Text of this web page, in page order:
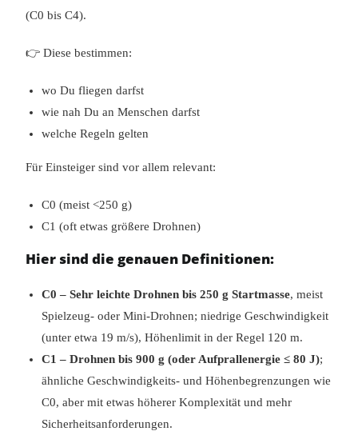
(C0 bis C4).
👉 Diese bestimmen:
wo Du fliegen darfst
wie nah Du an Menschen darfst
welche Regeln gelten
Für Einsteiger sind vor allem relevant:
C0 (meist <250 g)
C1 (oft etwas größere Drohnen)
Hier sind die genauen Definitionen:
C0 – Sehr leichte Drohnen bis 250 g Startmasse, meist
Spielzeug‑ oder Mini‑Drohnen; niedrige Geschwindigkeit
(unter etwa 19 m/s), Höhenlimit in der Regel 120 m.
C1 – Drohnen bis 900 g (oder Aufprallenergie ≤ 80 J);
ähnliche Geschwindigkeits‑ und Höhenbegrenzungen wie
C0, aber mit etwas höherer Komplexität und mehr
Sicherheitsanforderungen.